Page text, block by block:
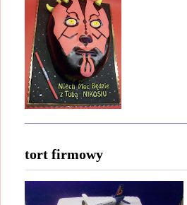
tort firmowy